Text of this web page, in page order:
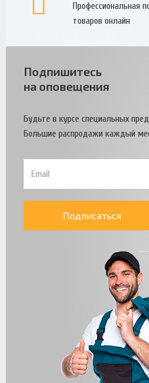
Профессиональная
товаров онлайн
Подпишитесь
на оповещения
Будьте в курсе специальных
Большие распродажи каждый
Подписаться